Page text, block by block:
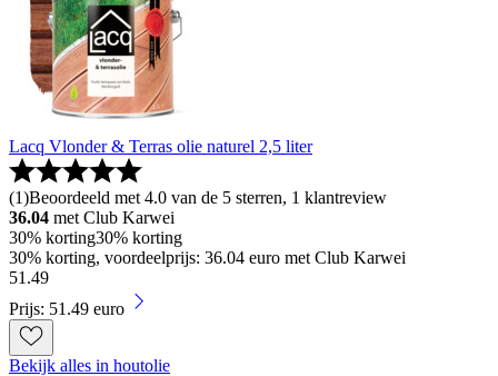
Lacq Vlonder & Terras olie naturel 2,5 liter
(1)Beoordeeld met 4.0 van de 5 sterren, 1 klantreview
36.04 met Club Karwei
30% korting30% korting
30% korting, voordeelprijs: 36.04 euro met Club Karwei
51 .49
Prijs: 51.49 euro
Bekijk alles in houtolie